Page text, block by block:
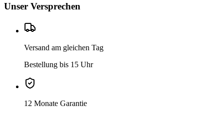
Unser Versprechen
Versand am gleichen Tag
Bestellung bis 15 Uhr
12 Monate Garantie